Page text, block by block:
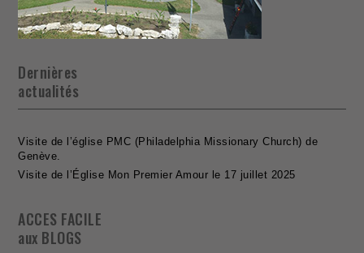
Dernières
actualités
Visite de l’église PMC (Philadelphia Missionary Church) de
Genève.
Visite de l’Église Mon Premier Amour le 17 juillet 2025
ACCES FACILE
aux BLOGS